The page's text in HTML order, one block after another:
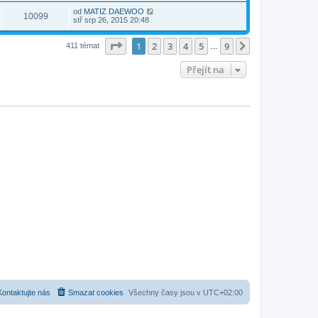
10099 od MATIZ DAEWOO
stř srp 26, 2015 20:48
411 témat Stránka z
1 2 3 4 5 9
Přejít na
Všechny časy jsou v UTC+02:00
Smazat cookies
nás